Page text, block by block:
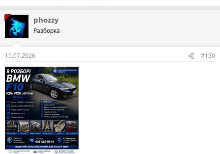
phozzy
Разборка
10.07.2026 #150